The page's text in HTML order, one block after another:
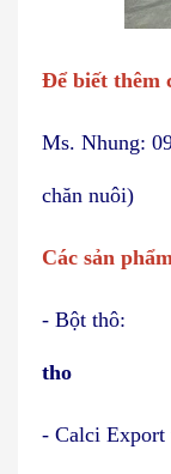
Để biết thêm
Ms. Nhung:
chăn nuôi)
Các sản
- Bột thô:
tho
- Calci Export